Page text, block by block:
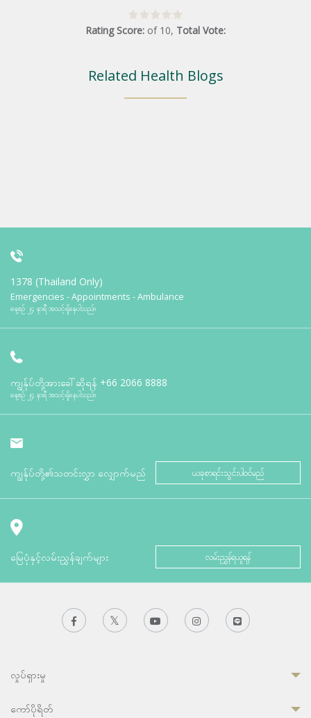
Rating Score: of 10, Total Vote:
Related Health Blogs
1378 (Thailand Only)
Emergencies - Appointments - Ambulance
နေ့စဉ် ၂၄ နာရီ အသင့်ရှိနေပါသည်။
ကျွန်ုပ်တို့အားခေါ်ဆိုရန် +66 2066 8888
နေ့စဉ် ၂၄ နာရီ အသင့်ရှိနေပါသည်။
ကျွန်ုပ်တို့၏သတင်းလွှာ လျှောက်မည် ယခုစာရင်းသွင်းပါဝင်မည်
မြေပုံနှင့်လမ်းညွှန်ချက်များ လမ်းညွှန်ရယူရန်
လှုပ်ရှားမှု
ကော်ပိုရိတ်